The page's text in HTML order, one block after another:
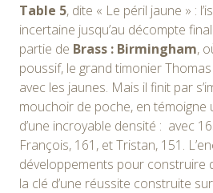
Table 5, dite « Le péril jaune » :
incertaine jusqu’au décompte
partie de Brass : Birmingham,
poussif, le grand timonier
avec les jaunes. Mais il finit par
mouchoir de poche, en témoigne
d’une incroyable densité : avec
François, 161, et Tristan, 151.
développements pour construire
la clé d’une réussite construite